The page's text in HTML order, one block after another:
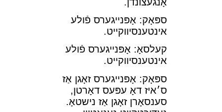
ספּאָק: אָפּנײגערס פֿולע
אינטענסיװקײט.
קעלסאָ: אָפּנײגערס פֿולע
אינטענסיװקײט.
ספּאָק: אָפּנײגערס זאָגן אַז
ס׳איז דאָ עפּעס דאָרטן,
סענסאָרן זאָגן אַז נישטאָ.